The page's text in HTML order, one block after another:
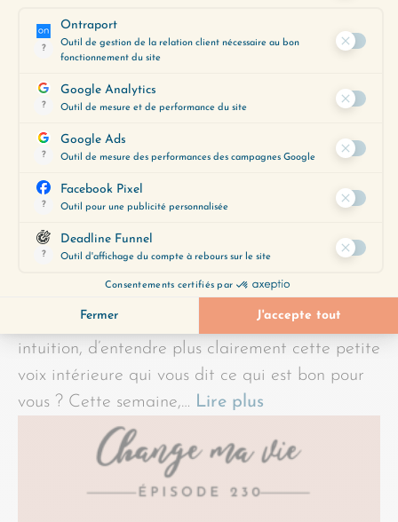
Avez-vous envie d’être plus connecté·e à votre
intuition, d’entendre plus clairement cette petite
voix intérieure qui vous dit ce qui est bon pour
vous ? Cette semaine,… Lire plus